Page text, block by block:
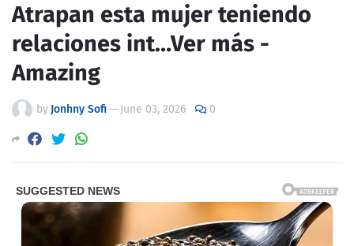
Atrapan esta mujer teniendo
relaciones int…Ver más -
Amazing
by Jonhny Sofi— June 03, 2026 0